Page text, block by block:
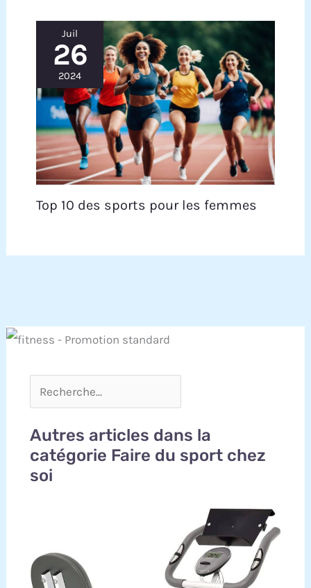
rapidement et efficacement à tout moment.
Juil
26
2024
Top 10 des sports pour les femmes
Autres articles dans la
catégorie Faire du sport chez
soi